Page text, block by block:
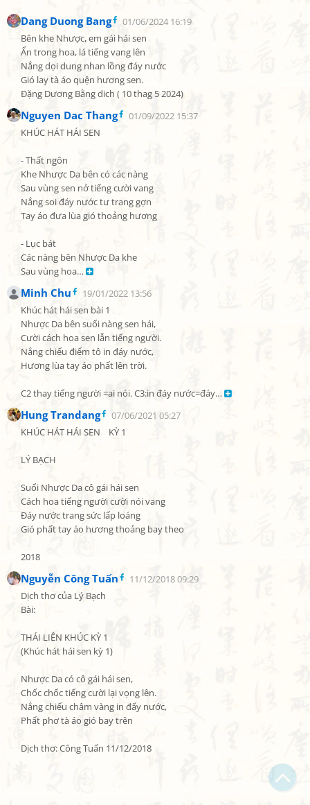
Dang Duong Bang
01/06/2024 16:19
Bên khe Nhược, em gái hái sen
Ẩn trong hoa, lá tiếng vang lên
Nắng dọi dung nhan lồng đáy nước
Gió lay tà áo quện hương sen.
Đặng Dương Bằng dich ( 10 thag 5 2024)
Nguyen Dac Thang
01/09/2022 15:37
KHÚC HÁT HÁI SEN
- Thất ngôn
Khe Nhược Da bên có các nàng
Sau vùng sen nở tiếng cười vang
Nắng soi đáy nước tư trang gợn
Tay áo đưa lùa gió thoảng hương
- Lục bát
Các nàng bên Nhược Da khe
Sau vùng hoa…
Minh Chu
19/01/2022 13:56
Khúc hát hái sen bài 1
Nhược Da bên suối nàng sen hái,
Cười cách hoa sen lẫn tiếng người.
Nắng chiếu điểm tô in đáy nước,
Hương lùa tay áo phất lên trời.
C2 thay tiếng người =ai nói. C3:in đáy nước=đáy…
Hung Trandang
07/06/2021 05:27
KHÚC HÁT HÁI SEN    KỲ 1
LÝ BẠCH
Suối Nhược Da cô gái hái sen
Cách hoa tiếng người cười nói vang
Đáy nước trang sức lấp loáng
Gió phất tay áo hương thoảng bay theo
2018
Nguyễn Công Tuấn
11/12/2018 09:29
Dịch thơ của Lý Bạch
Bài:
THÁI LIÊN KHÚC KỲ 1
(Khúc hát hái sen kỳ 1)
Nhược Da có cô gái hái sen,
Chốc chốc tiếng cười lại vọng lên.
Nắng chiếu châm vàng in đấy nước,
Phất phơ tà áo gió bay trên
Dịch thơ: Công Tuấn 11/12/2018
Chỉ dẫn làm quen
Xem sau
Bạn bị lạc trong Thi Viện vì có nội dung quá đồ sộ?